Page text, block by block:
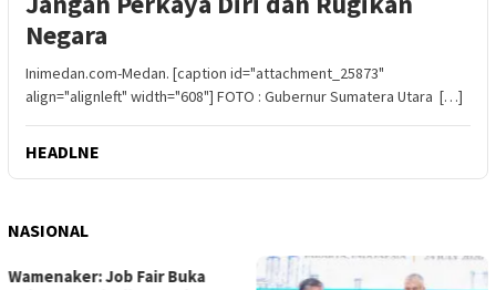
Negara
Inimedan.com-Medan. [caption id="attachment_25873"
align="alignleft" width="608"] FOTO : Gubernur Sumatera Utara […]
HEADLNE
NASIONAL